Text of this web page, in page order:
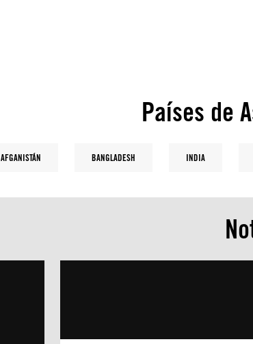
Países de
AFGANISTÁN BANGLADESH INDIA